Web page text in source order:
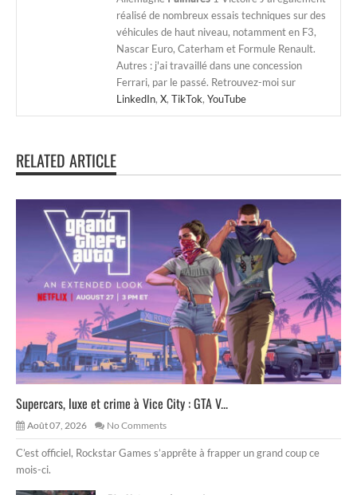
réalisé de nombreux essais techniques sur des
véhicules de haut niveau, notamment en F3,
Nascar Euro, Caterham et Formule Renault.
Autres : j'ai travaillé dans une concession
Ferrari, par le passé. Retrouvez-moi sur
LinkedIn, X, TikTok, YouTube
RELATED ARTICLE
Supercars, luxe et crime à Vice City : GTA V...
Août 07, 2026 No Comments
C’est officiel, Rockstar Games s’apprête à frapper un grand coup ce
mois-ci.